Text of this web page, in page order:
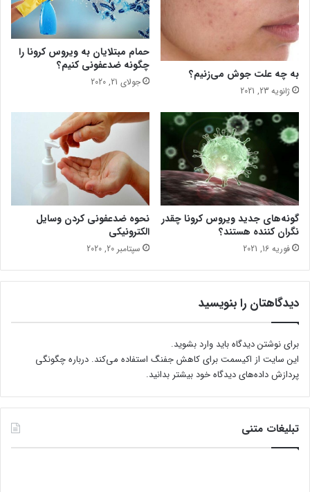
ی
ه
ا
س
خ
د
ر
ز
د
ی
ن
چ
ر
به چه علت جوش می‌زنیم؟
ژانویه 23, 2021
حمام مبتلایان به ویروس کرونا را
چگونه ضدعفونی کنیم؟
جولای 21, 2020
گونه‌های جدید ویروس کرونا چقدر
نگران کننده هستند؟
فوریه 16, 2021
نحوه ضدعفونی کردن وسایل
الکترونیکی
سپتامبر 20, 2020
دیدگاهتان را بنویسید
برای نوشتن دیدگاه باید وارد بشوید.
این سایت از اکیسمت برای کاهش جفنگ استفاده می‌کند. درباره چگونگی
پردازش داده‌های دیدگاه خود بیشتر بدانید.
تبلیغات متنی